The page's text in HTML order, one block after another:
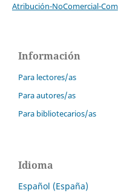
Atribución-NoComercial-
Información
Para lectores/as
Para autores/as
Para bibliotecarios/as
Idioma
Español (España)